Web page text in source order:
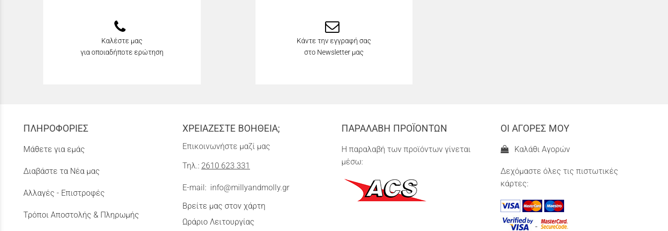
Καλέστε μας
για οποιαδήποτε ερώτηση
Κάντε την εγγραφή σας
στο Newsletter μας
ΠΛΗΡΟΦΟΡΙΕΣ
Μάθετε για εμάς
Διαβάστε τα Νέα μας
Αλλαγές - Επιστροφές
Τρόποι Αποστολής & Πληρωμής
ΧΡΕΙΑΖΕΣΤΕ ΒΟΗΘΕΙΑ;
Επικοινωνήστε μαζί μας
Τηλ.: 2610 623 331
E-mail: info@millyandmolly.gr
Βρείτε μας στον χάρτη
Ωράριο Λειτουργίας
ΠΑΡΑΛΑΒΗ ΠΡΟΪΟΝΤΩΝ
Η παραλαβή των προϊόντων γίνεται
μέσω:
ΟΙ ΑΓΟΡΕΣ ΜΟΥ
Καλάθι Αγορών
Δεχόμαστε όλες τις πιστωτικές
κάρτες: